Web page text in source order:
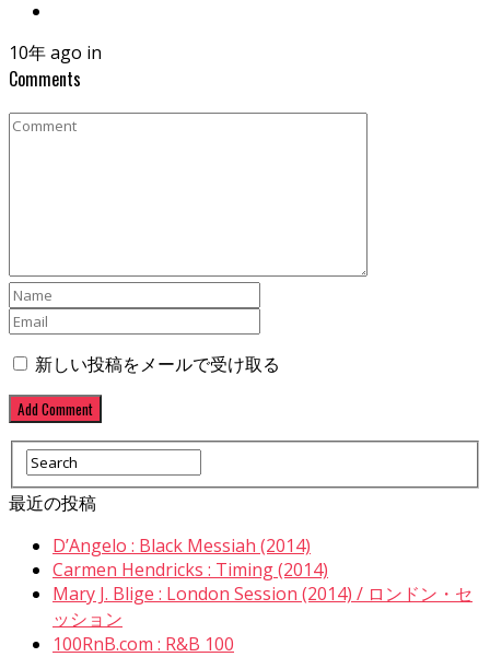
10年 ago in
Comments
新しい投稿をメールで受け取る
最近の投稿
D’Angelo : Black Messiah (2014)
Carmen Hendricks : Timing (2014)
Mary J. Blige : London Session (2014) / ロンドン・セ
ッション
100RnB.com : R&B 100